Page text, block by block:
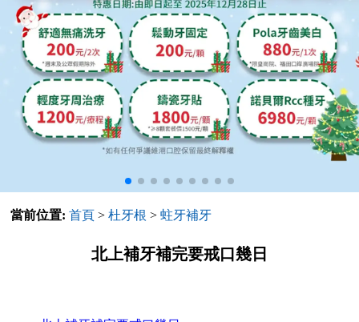
醫療新聞 medical news
種植牙 dental implant
箍牙 orthodontics
收費標準 change standard
預約牙醫 contact us
當前位置: 首頁 >杜牙根 >蛀牙補牙
北上補牙補完要戒口幾日